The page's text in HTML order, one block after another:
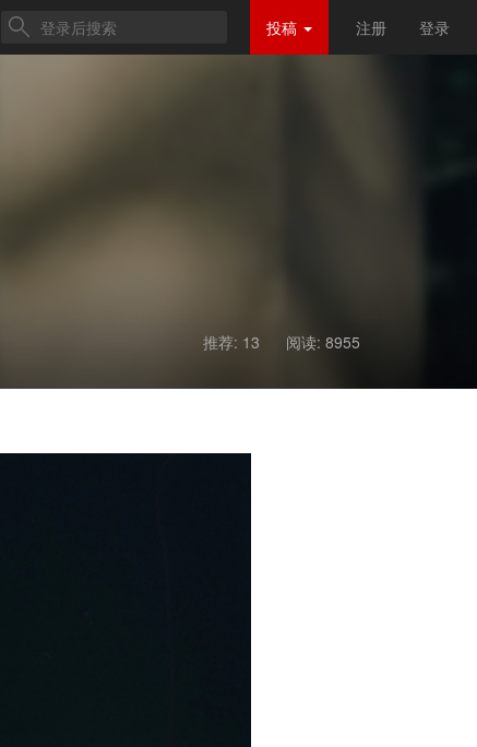
投稿 注册 登录
推荐: 13 阅读: 8955